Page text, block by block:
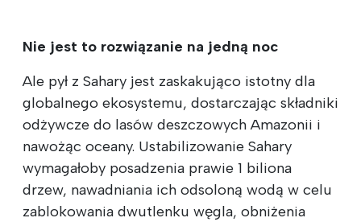
Nie jest to rozwiązanie na jedną noc
Ale pył z Sahary jest zaskakująco istotny dla
globalnego ekosystemu, dostarczając składniki
odżywcze do lasów deszczowych Amazonii i
nawożąc oceany. Ustabilizowanie Sahary
wymagałoby posadzenia prawie 1 biliona
drzew, nawadniania ich odsoloną wodą w celu
zablokowania dwutlenku węgla, obniżenia